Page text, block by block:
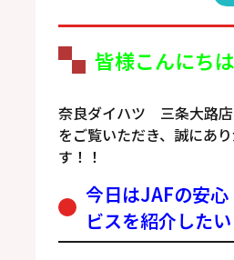
皆様こんにち
奈良ダイハツ 三条大路
をご覧いただき、誠にあ
す！！
今日はJAFの安
ビスを紹介したい